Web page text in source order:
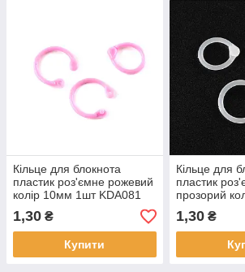
Кільце для блокнота
пластик роз'ємне рожевий
колір 10мм 1шт KDA081
1,30 ₴
Купити
Кільце для
пластик
прозорий
KDA082
1,30₴